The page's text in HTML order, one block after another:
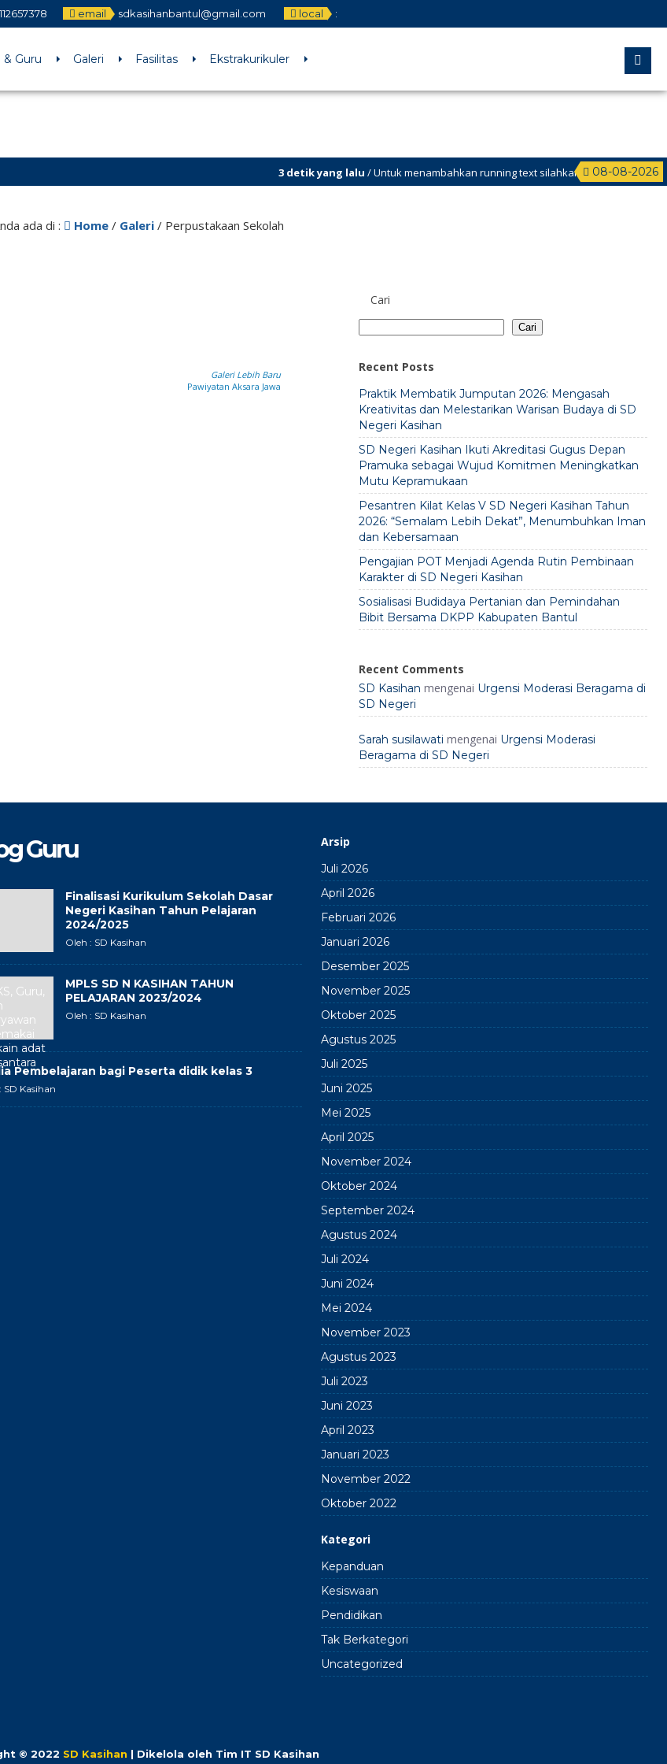
email sdkasihanbantul@gmail.com local :
& Guru Galeri Fasilitas Ekstrakurikuler
08-08-2026
3 detik yang lalu/ Untuk menambahkan running text silahkan ke Dashboard > Sekilas
ada di : Home / Galeri / Perpustakaan Sekolah
Galeri Lebih Baru
Pawiyatan Aksara Jawa
Cari
Cari
Recent Posts
Praktik Membatik Jumputan 2026: Mengasah
Kreativitas dan Melestarikan Warisan Budaya di SD
Negeri Kasihan
SD Negeri Kasihan Ikuti Akreditasi Gugus Depan
Pramuka sebagai Wujud Komitmen Meningkatkan
Mutu Kepramukaan
Pesantren Kilat Kelas V SD Negeri Kasihan Tahun
2026: “Semalam Lebih Dekat”, Menumbuhkan Iman
dan Kebersamaan
Pengajian POT Menjadi Agenda Rutin Pembinaan
Karakter di SD Negeri Kasihan
Sosialisasi Budidaya Pertanian dan Pemindahan
Bibit Bersama DKPP Kabupaten Bantul
Recent Comments
SD Kasihan mengenai Urgensi Moderasi Beragama di
SD Negeri
Sarah susilawati mengenai Urgensi Moderasi
Beragama di SD Negeri
Guru
Finalisasi Kurikulum Sekolah Dasar
Negeri Kasihan Tahun Pelajaran
2024/2025
Oleh : SD Kasihan
MPLS SD N KASIHAN TAHUN
PELAJARAN 2023/2024
Oleh : SD Kasihan
Pembelajaran bagi Peserta didik kelas 3
SD Kasihan
Arsip
Juli 2026
April 2026
Februari 2026
Januari 2026
Desember 2025
November 2025
Oktober 2025
Agustus 2025
Juli 2025
Juni 2025
Mei 2025
April 2025
November 2024
Oktober 2024
September 2024
Agustus 2024
Juli 2024
Juni 2024
Mei 2024
November 2023
Agustus 2023
Juli 2023
Juni 2023
April 2023
Januari 2023
November 2022
Oktober 2022
Kategori
Kepanduan
Kesiswaan
Pendidikan
Tak Berkategori
Uncategorized
© 2022 SD Kasihan | Dikelola oleh Tim IT SD Kasihan